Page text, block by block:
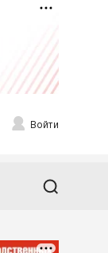
Войти